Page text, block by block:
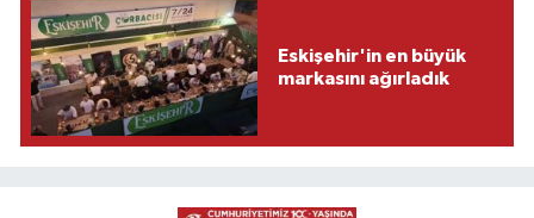
Eskişehir'in en büyük
markasını ağırladık